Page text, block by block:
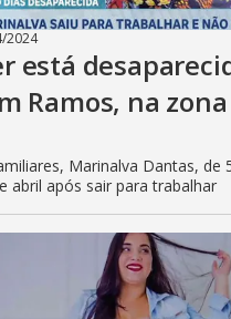
2024
está
Ramos, na
Marinalva Dantas, de
abril após sair para trabalhar